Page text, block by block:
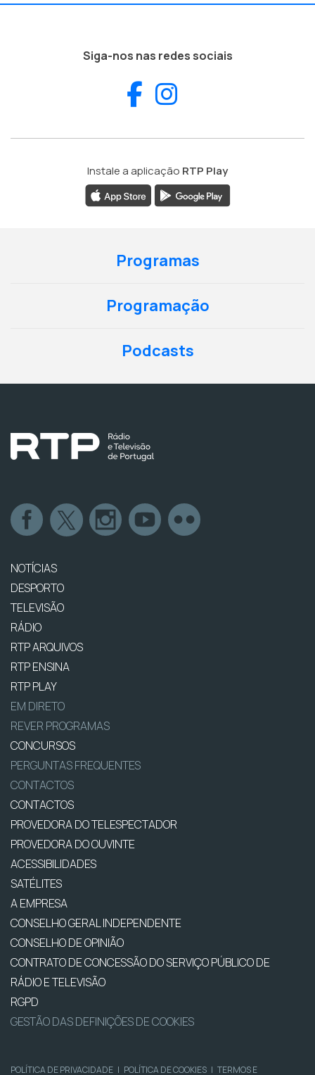
Siga-nos nas redes sociais
Facebook
Instale a aplicação RTP Play
Programas
Programação
Podcasts
NOTÍCIAS
DESPORTO
TELEVISÃO
RÁDIO
RTP ARQUIVOS
RTP ENSINA
RTP PLAY
EM DIRETO
REVER PROGRAMAS
CONCURSOS
PERGUNTAS FREQUENTES
CONTACTOS
CONTACTOS
PROVEDORA DO TELESPECTADOR
PROVEDORA DO OUVINTE
ACESSIBILIDADES
SATÉLITES
A EMPRESA
CONSELHO GERAL INDEPENDENTE
CONSELHO DE OPINIÃO
CONTRATO DE CONCESSÃO DO SERVIÇO PÚBLICO DE
RÁDIO E TELEVISÃO
RGPD
GESTÃO DAS DEFINIÇÕES DE COOKIES
POLÍTICA DE PRIVACIDADE | POLÍTICA DE COOKIES | TERMOS E